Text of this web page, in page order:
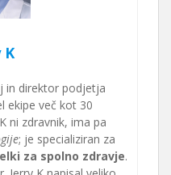
K
in direktor podjetja
ekipe več kot 30
ni zdravnik, ima pa
; je specializiran za
za spolno zdravje.